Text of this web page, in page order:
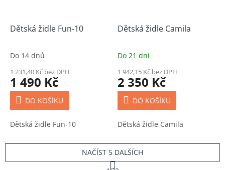
Dětská židle Fun-10
Do 14 dnů
1 231,40 Kč bez DPH
1 490 Kč
DO KOŠÍKU
Dětská židle Fun-10
Dětská židle Camila
Do 21 dní
1 942,15 Kč bez DPH
2 350 Kč
DO KOŠÍKU
Dětská židle Camila
NAČÍST 5 DALŠÍCH
S